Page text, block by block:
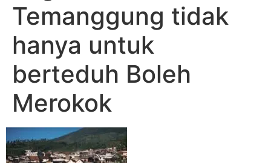
Temanggung tidak
hanya untuk
berteduh Boleh
Merokok